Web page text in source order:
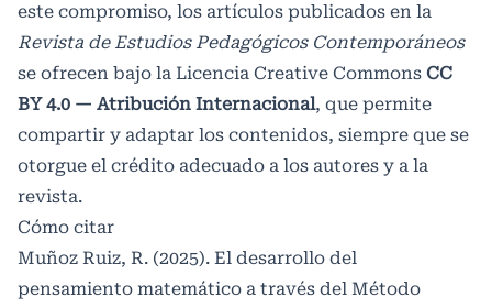
este compromiso, los artículos publicados en la
Revista de Estudios Pedagógicos Contemporáneos
se ofrecen bajo la Licencia Creative Commons CC
BY 4.0 — Atribución Internacional, que permite
compartir y adaptar los contenidos, siempre que se
otorgue el crédito adecuado a los autores y a la
revista.
Cómo citar
Muñoz Ruiz, R. (2025). El desarrollo del
pensamiento matemático a través del Método